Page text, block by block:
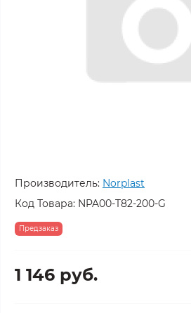
Производитель: Norplast
Код Товара: NPA00-T82-200-G
Предзаказ
1 146 руб.